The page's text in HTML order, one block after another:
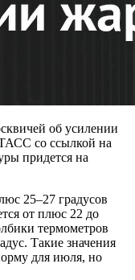
об усилении
со ссылкой на
придется на
25–27 градусов
от плюс 22 до
термометров
Такие значения
для июля, но